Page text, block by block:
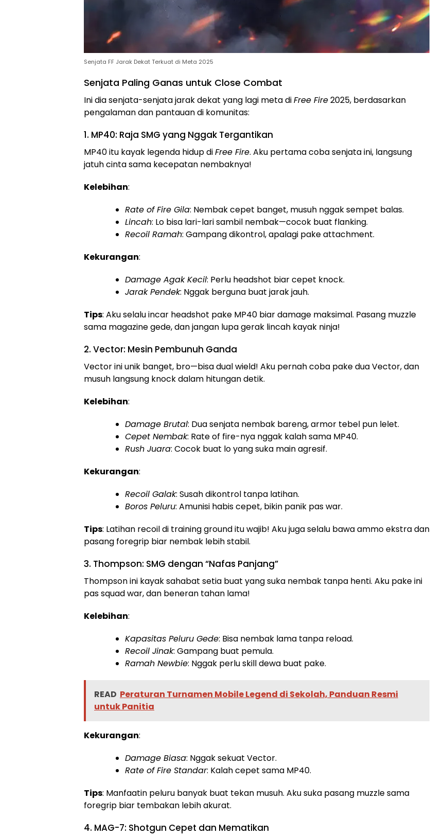
Senjata FF Jarak Dekat Terkuat di Meta 2025
Senjata Paling Ganas untuk Close Combat
Ini dia senjata-senjata jarak dekat yang lagi meta diFree Fire2025, berdasarkan
pengalaman dan pantauan di komunitas:
1. MP40: Raja SMG yang Nggak Tergantikan
MP40 itu kayak legenda hidup diFree Fire. Aku pertama coba senjata ini, langsung
jatuh cinta sama kecepatan nembaknya!
Kelebihan:
Rate of Fire Gila: Nembak cepet banget, musuh nggak sempet balas.
Lincah: Lo bisa lari-lari sambil nembak—cocok buat flanking.
Recoil Ramah: Gampang dikontrol, apalagi pake attachment.
Kekurangan:
Damage Agak Kecil: Perlu headshot biar cepet knock.
Jarak Pendek: Nggak berguna buat jarak jauh.
Tips: Aku selalu incar headshot pake MP40 biar damage maksimal. Pasang muzzle
sama magazine gede, dan jangan lupa gerak lincah kayak ninja!
2. Vector: Mesin Pembunuh Ganda
Vector ini unik banget, bro—bisa dual wield! Aku pernah coba pake dua Vector, dan
musuh langsung knock dalam hitungan detik.
Kelebihan:
Damage Brutal: Dua senjata nembak bareng, armor tebel pun lelet.
Cepet Nembak: Rate of fire-nya nggak kalah sama MP40.
Rush Juara: Cocok buat lo yang suka main agresif.
Kekurangan:
Recoil Galak: Susah dikontrol tanpa latihan.
Boros Peluru: Amunisi habis cepet, bikin panik pas war.
Tips: Latihan recoil di training ground itu wajib! Aku juga selalu bawa ammo ekstra dan
pasang foregrip biar nembak lebih stabil.
3. Thompson: SMG dengan “Nafas Panjang”
Thompson ini kayak sahabat setia buat yang suka nembak tanpa henti. Aku pake ini
pas squad war, dan beneran tahan lama!
Kelebihan:
Kapasitas Peluru Gede: Bisa nembak lama tanpa reload.
Recoil Jinak: Gampang buat pemula.
Ramah Newbie: Nggak perlu skill dewa buat pake.
READ Peraturan Turnamen Mobile Legend di Sekolah, Panduan Resmi
untuk Panitia
Kekurangan:
Damage Biasa: Nggak sekuat Vector.
Rate of Fire Standar: Kalah cepet sama MP40.
Tips: Manfaatin peluru banyak buat tekan musuh. Aku suka pasang muzzle sama
foregrip biar tembakan lebih akurat.
4. MAG-7: Shotgun Cepet dan Mematikan